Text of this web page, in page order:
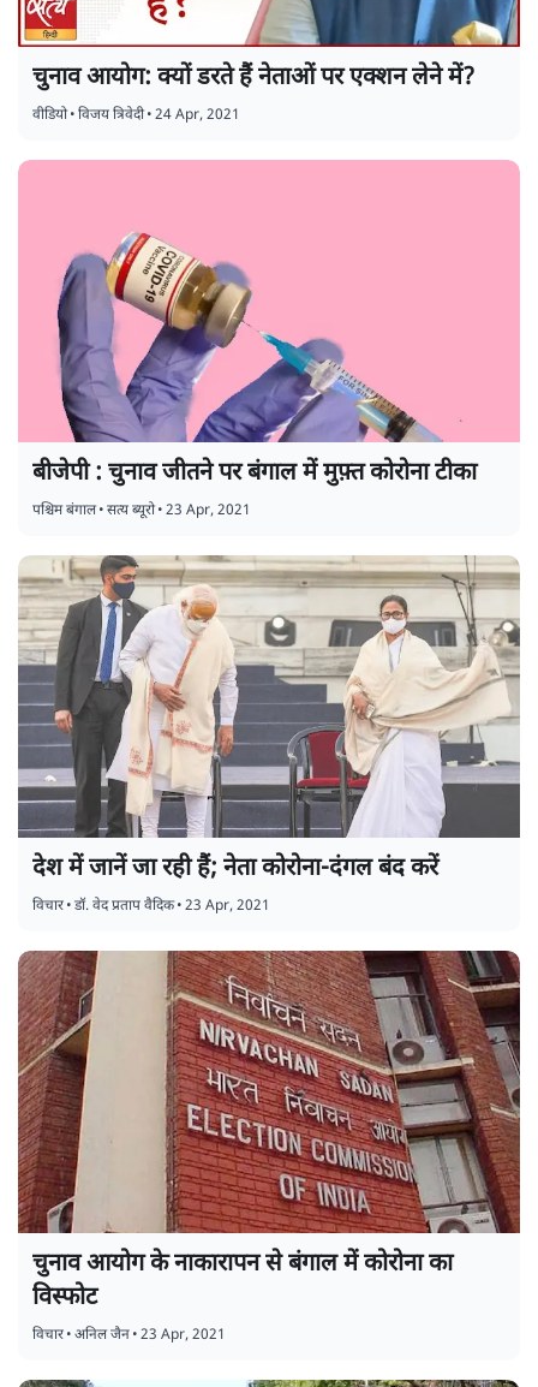
चुनाव आयोग: क्यों डरते हैं नेताओं पर एक्शन लेने में?
वीडियो•विजय त्रिवेदी•24 Apr, 2021
बीजेपी : चुनाव जीतने पर बंगाल में मुफ़्त कोरोना टीका
पश्चिम बंगाल•सत्य ब्यूरो•23 Apr, 2021
देश में जानें जा रही हैं; नेता कोरोना-दंगल बंद करें
विचार•डॉ. वेद प्रताप वैदिक•23 Apr, 2021
चुनाव आयोग के नाकारापन से बंगाल में कोरोना का
विस्फोट
विचार•अनिल जैन•23 Apr, 2021